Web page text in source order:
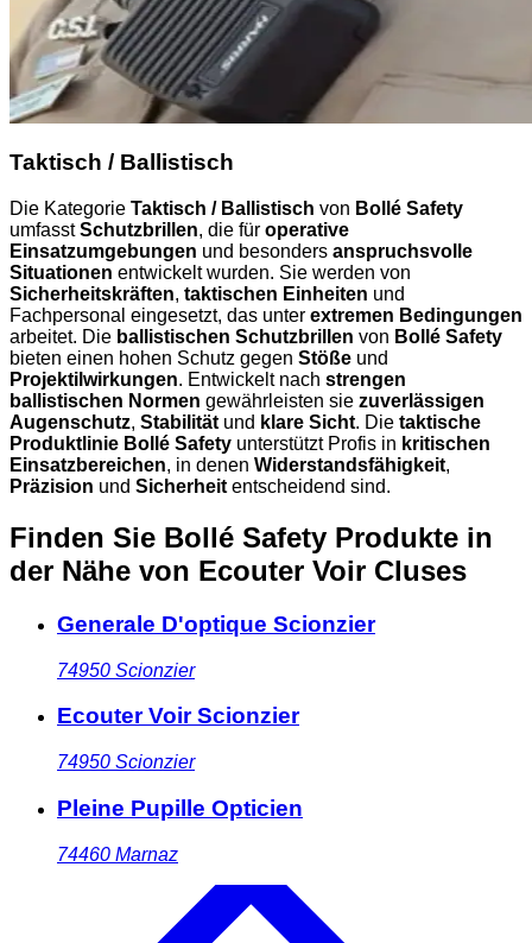
Taktisch / Ballistisch
Die Kategorie Taktisch / Ballistisch von Bollé Safety
umfasstSchutzbrillen, die für operative
Einsatzumgebungen und besonders anspruchsvolle
Situationen entwickelt wurden. Sie werden von
Sicherheitskräften, taktischen Einheiten und
Fachpersonal eingesetzt, das unter extremen Bedingungen
arbeitet. Die ballistischen Schutzbrillen von Bollé Safety
bieten einen hohen Schutz gegen Stöße und
Projektilwirkungen. Entwickelt nach strengen
ballistischen Normen gewährleisten sie zuverlässigen
Augenschutz, Stabilität und klare Sicht. Die taktische
Produktlinie Bollé Safety unterstützt Profis in kritischen
Einsatzbereichen, in denen Widerstandsfähigkeit,
Präzision und Sicherheit entscheidend sind.
Finden Sie Bollé Safety Produkte in
der Nähe von Ecouter Voir Cluses
Generale D'optique Scionzier
74950 Scionzier
Ecouter Voir Scionzier
74950 Scionzier
Pleine Pupille Opticien
74460 Marnaz